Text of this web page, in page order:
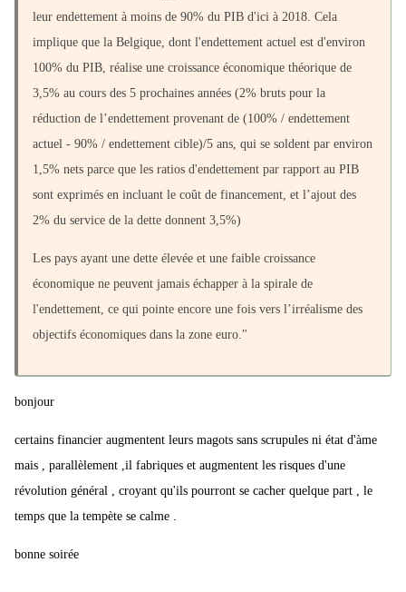
leur endettement à moins de 90% du PIB d'ici à 2018. Cela
implique que la Belgique, dont l'endettement actuel est d'environ
100% du PIB, réalise une croissance économique théorique de
3,5% au cours des 5 prochaines années (2% bruts pour la
réduction de l’endettement provenant de (100% / endettement
actuel - 90% / endettement cible)/5 ans, qui se soldent par environ
1,5% nets parce que les ratios d'endettement par rapport au PIB
sont exprimés en incluant le coût de financement, et l’ajout des
2% du service de la dette donnent 3,5%)
Les pays ayant une dette élevée et une faible croissance
économique ne peuvent jamais échapper à la spirale de
l'endettement, ce qui pointe encore une fois vers l’irréalisme des
objectifs économiques dans la zone euro."
bonjour
certains financier augmentent leurs magots sans scrupules ni état d'àme
mais , parallèlement ,il fabriques et augmentent les risques d'une
révolution général , croyant qu'ils pourront se cacher quelque part , le
temps que la tempète se calme .
bonne soirée